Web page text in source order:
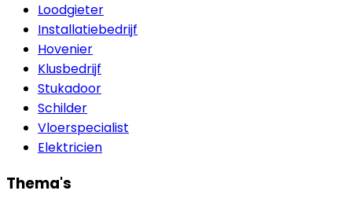
Loodgieter
Installatiebedrijf
Hovenier
Klusbedrijf
Stukadoor
Schilder
Vloerspecialist
Elektricien
Thema's